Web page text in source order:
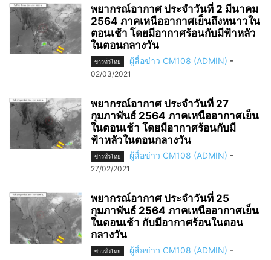
พยากรณ์อากาศ ประจำวันที่ 2 มีนาคม
2564 ภาคเหนืออากาศเย็นถึงหนาวใน
ตอนเช้า โดยมีอากาศร้อนกับมีฟ้าหลัว
ในตอนกลางวัน
ข่าวทั่วไทย ผู้สื่อข่าว CM108 (ADMIN) -
02/03/2021
พยากรณ์อากาศ ประจำวันที่ 27
กุมภาพันธ์ 2564 ภาคเหนืออากาศเย็น
ในตอนเช้า โดยมีอากาศร้อนกับมี
ฟ้าหลัวในตอนกลางวัน
ข่าวทั่วไทย ผู้สื่อข่าว CM108 (ADMIN) -
27/02/2021
พยากรณ์อากาศ ประจำวันที่ 25
กุมภาพันธ์ 2564 ภาคเหนืออากาศเย็น
ในตอนเช้า กับมีอากาศร้อนในตอน
กลางวัน
ข่าวทั่วไทย ผู้สื่อข่าว CM108 (ADMIN) -